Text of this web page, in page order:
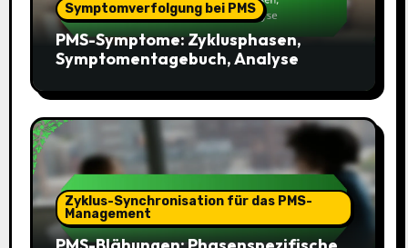
Symptomverfolgung bei PMS
PMS-Symptome: Zyklusphasen,
Symptomentagebuch, Analyse
Zyklus-Synchronisation für das PMS-
Management